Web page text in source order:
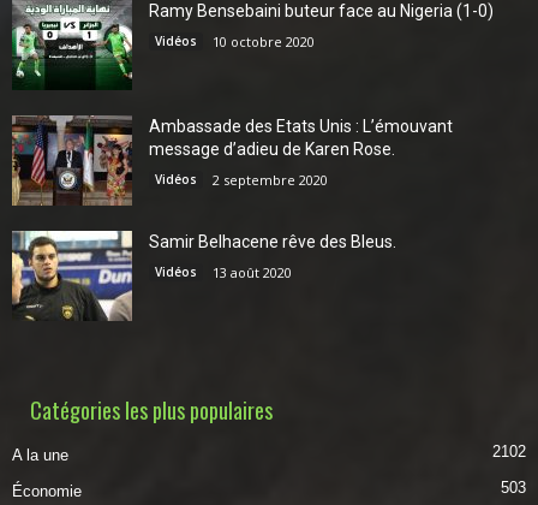
Ramy Bensebaini buteur face au Nigeria (1-0)
Vidéos 10 octobre 2020
Ambassade des Etats Unis : L’émouvant
message d’adieu de Karen Rose.
Vidéos 2 septembre 2020
Samir Belhacene rêve des Bleus.
Vidéos 13 août 2020
Catégories les plus populaires
A la une 2102
Économie 503